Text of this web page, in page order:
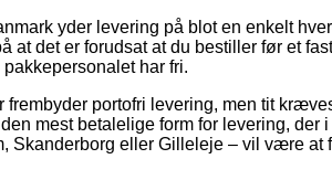
yder levering på blot en enkelt
at det er forudsat at du bestiller før et
har fri.
frembyder portofri levering, men tit
mest betalelige form for levering,
Skanderborg eller Gilleleje – vil være at